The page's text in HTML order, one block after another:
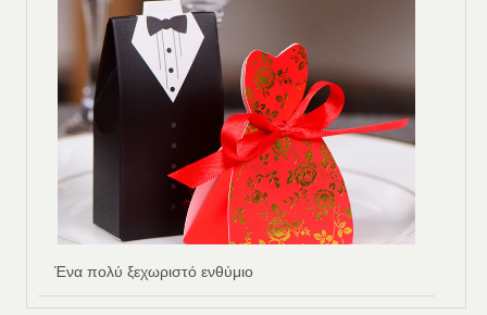
Ένα πολύ ξεχωριστό ενθύμιο